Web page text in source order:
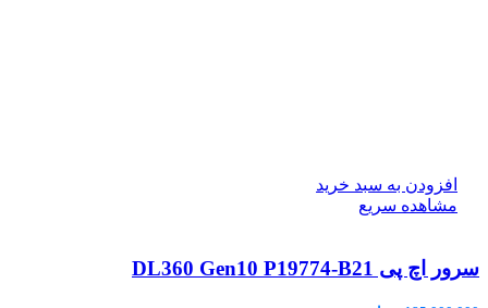
افزودن به سبد خرید
مشاهده سریع
سرور اچ پی DL360 Gen10 P19774-B21